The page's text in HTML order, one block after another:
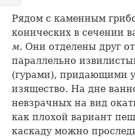
Рядом с каменным
конических в сечении
м. Они отделены друг
параллельно
(гурами), придающими
изящество. На дне
невзрачных на вид
как плохой вариант
каскаду можно